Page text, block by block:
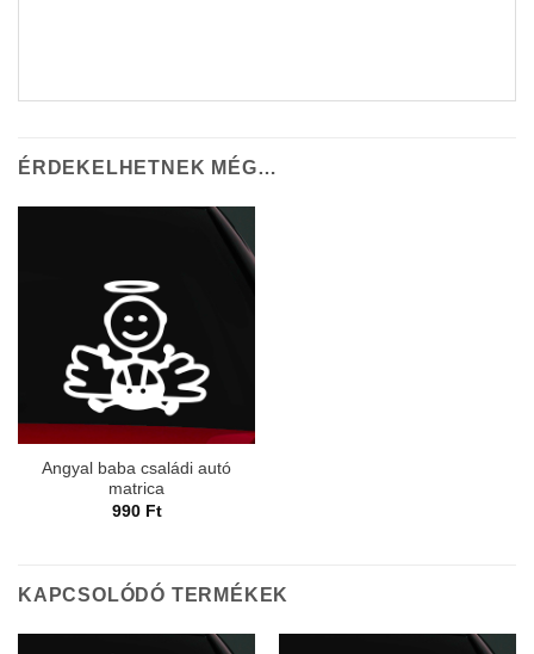
ÉRDEKELHETNEK MÉG…
Angyal baba családi autó
matrica
990 Ft
KAPCSOLÓDÓ TERMÉKEK